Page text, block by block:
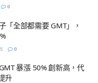
0
「全部都需要 GMT」，
0
暴漲 50% 創新高，代
升